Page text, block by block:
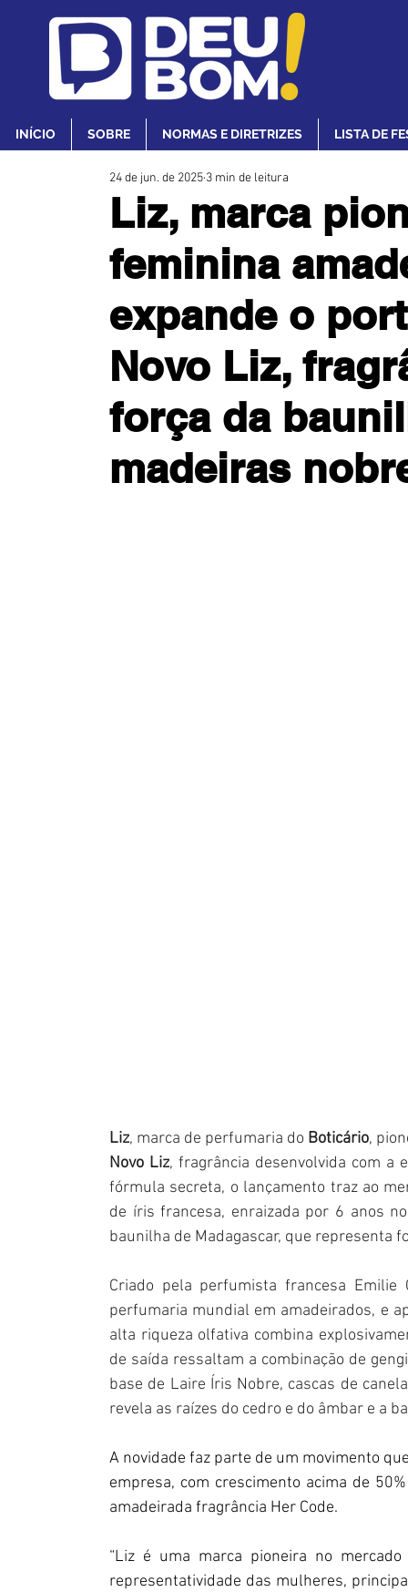
INÍCIO SOBRE NORMAS E DIRETRIZES LISTA DE
Liz, marca
feminina
expande o
Novo Liz,
força da
madeiras
24 de jun. de 2025 3 min de leitura
Liz, marca de perfumaria do Boticário
Novo Liz, fragrância desenvolvida com a
fórmula secreta, o lançamento traz ao
de íris francesa, enraizada por 6 anos
baunilha de Madagascar, que representa
Criado pela perfumista francesa Emilie
perfumaria mundial em amadeirados, e
alta riqueza olfativa combina
de saída ressaltam a combinação de
base de Laire Íris Nobre, cascas de
revela as raízes do cedro e do âmbar e a
A novidade faz parte de um movimento
empresa, com crescimento acima de
amadeirada fragrância Her Code.
“Liz é uma marca pioneira no
representatividade das mulheres,